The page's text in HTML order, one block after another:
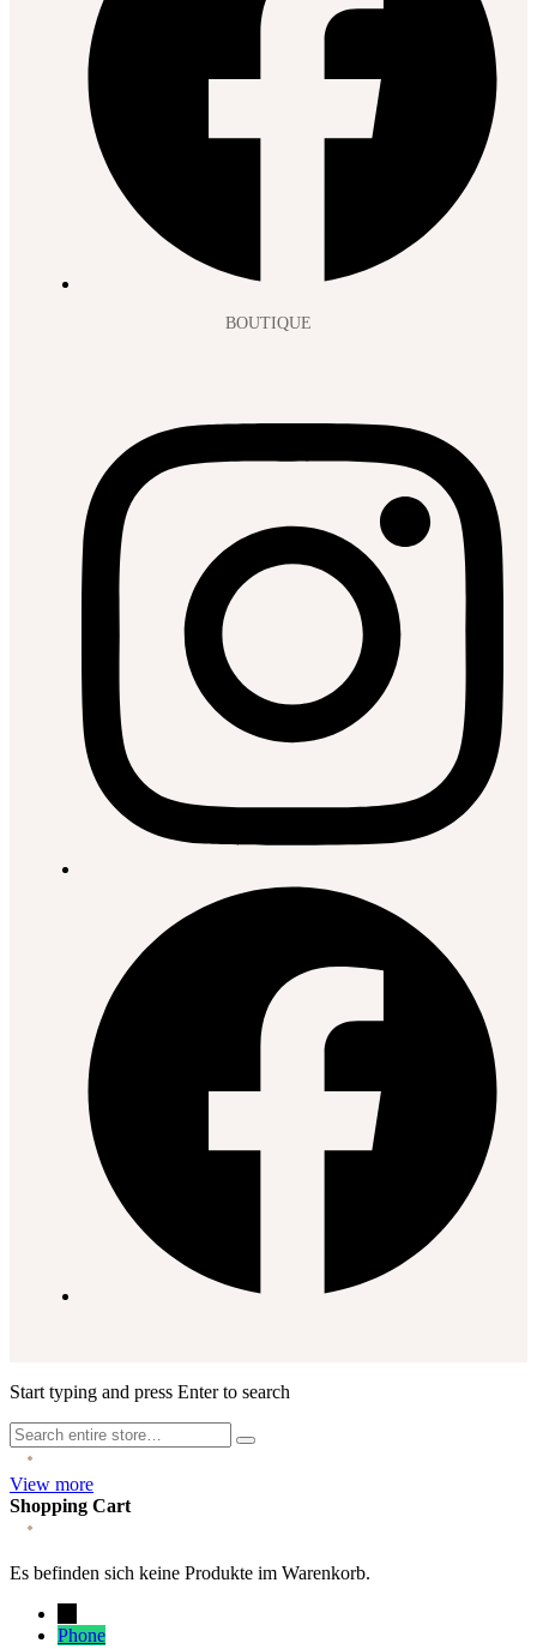
BOUTIQUE
Start typing and press Enter to search
View more
Shopping Cart
Es befinden sich keine Produkte im Warenkorb.
Phone